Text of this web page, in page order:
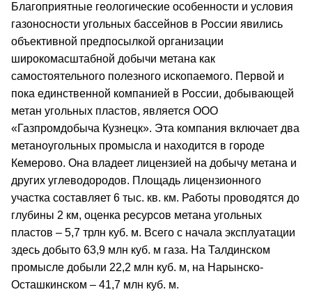
Благоприятные геологические особенности и условия
газоносности угольных бассейнов в России явились
объективной предпосылкой организации
широкомасштабной добычи метана как
самостоятельного полезного ископаемого. Первой и
пока единственной компанией в России, добывающей
метан угольных пластов, является ООО
«Газпромдобыча Кузнецк». Эта компания включает два
метаноугольных промысла и находится в городе
Кемерово. Она владеет лицензией на добычу метана и
других углеводородов. Площадь лицензионного
участка составляет 6 тыс. кв. км. Работы проводятся до
глубины 2 км, оценка ресурсов метана угольных
пластов – 5,7 трлн куб. м. Всего с начала эксплуатации
здесь добыто 63,9 млн куб. м газа. На Талдинском
промысле добыли 22,2 млн куб. м, на Нарынско-
Осташкинском – 41,7 млн куб. м.